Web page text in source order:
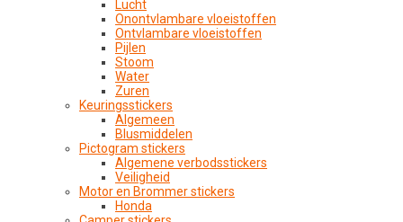
Lucht
Onontvlambare vloeistoffen
Ontvlambare vloeistoffen
Pijlen
Stoom
Water
Zuren
Keuringsstickers
Algemeen
Blusmiddelen
Pictogram stickers
Algemene verbodsstickers
Veiligheid
Motor en Brommer stickers
Honda